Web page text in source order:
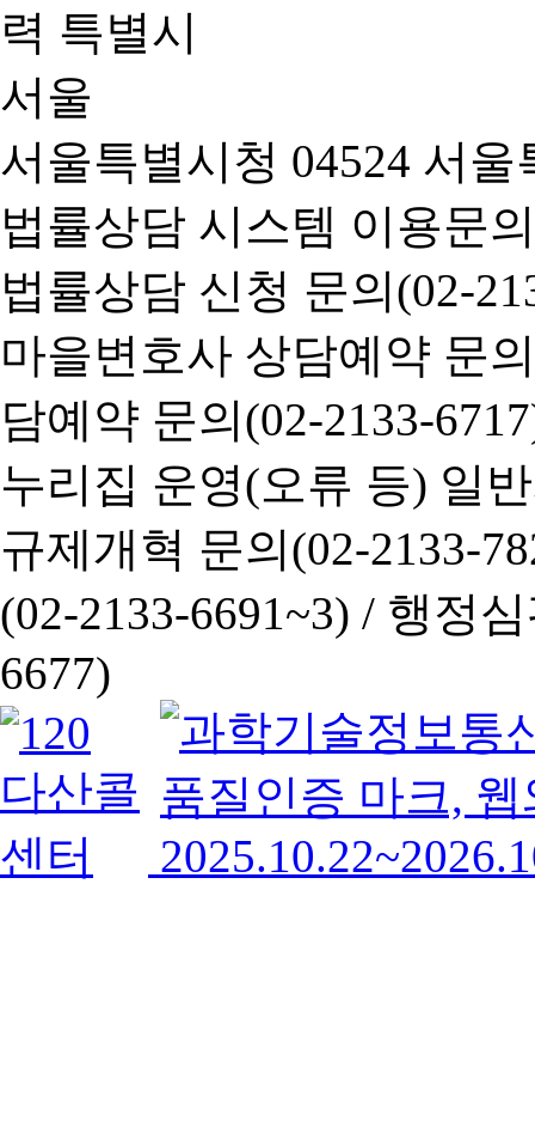
서울특별시청 04524 서
법률상담 시스템 이용문
법률상담 신청 문의(02-
마을변호사 상담예약 문
담예약 문의(02-2133-
누리집 운영(오류 등) 일
규제개혁 문의(02-2133-
(02-2133-6691~3) / 행정심
6677)